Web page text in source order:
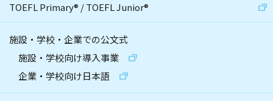
TOEFL Primary® /TOEFL Junior®
施設・学校・企業での公文式
施設・学校向け導入事業
企業・学校向け日本語